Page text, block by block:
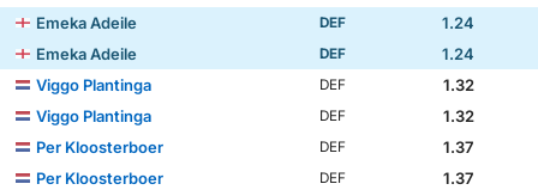
Emeka Adeile
DEF
1.24
Emeka Adeile
DEF
1.24
Viggo Plantinga
DEF
1.32
Viggo Plantinga
DEF
1.32
Per Kloosterboer
DEF
1.37
Per Kloosterboer
DEF
1.37